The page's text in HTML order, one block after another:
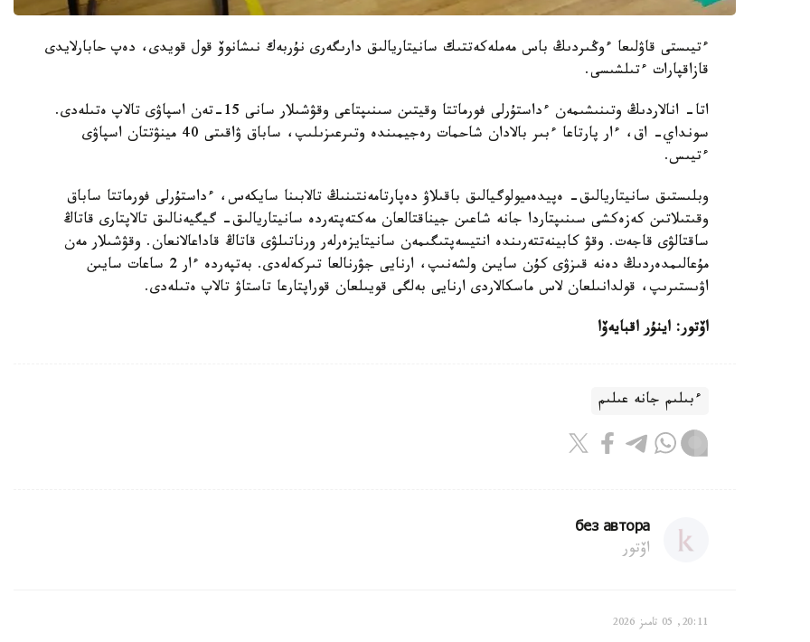
ءتيىستى قاۋلىعا ءوڭىردىڭ باس مەملەكەتتىك سانيتاريالىق دارىگەرى نۇربەك نىشانوۆ قول قويدى، دەپ حابارلايدى
قازاقپارات ءتىلشىسى.
اتا- انالاردىڭ وتىنىشىمەن ءداستۇرلى فورماتتا وقيتىن سىنىپتاعى وقۋشىلار سانى 15-تەن اسپاۋى تالاپ ەتىلەدى.
سونداي- اق، ءار پارتاعا ءبىر بالادان شاحمات رەجيمىندە وتىرعىزىلىپ، ساباق ۋاقىتى 40 مينۋتتان اسپاۋى
ءتيىس.
وبلىستىق سانيتاريالىق- ەپيدەميولوگيالىق باقىلاۋ دەپارتامەنتىنىڭ تالابىنا سايكەس، ءداستۇرلى فورماتتا ساباق
وقىتىلاتىن كەزەكشى سىنىپتاردا جانە شاعىن جيناقتالعان مەكتەپتەردە سانيتاريالىق- گيگيەنالىق تالاپتارى قاتاڭ
ساقتالۋى قاجەت. وقۋ كابينەتتەرىندە انتيسەپتىگىمەن سانيتايزەرلەر ورناتىلۋى قاتاڭ قاداعالانعان. وقۋشىلار مەن
مۇعالىمدەردىڭ دەنە قىزۋى كۇن سايىن ولشەنىپ، ارنايى جۋرنالعا تىركەلەدى. بەتپەردە ءار 2 ساعات سايىن
اۋىستىرىپ، قولدانىلعان لاس ماسكالاردى ارنايى بەلگى قويىلعان قوراپتارعا تاستاۋ تالاپ ەتىلەدى.
اۆتور: اينۇر اقبايەۆا
ءبىلىم جانە عىلىم
без автора
اۆتور
20:11, 05 تامىز 2026